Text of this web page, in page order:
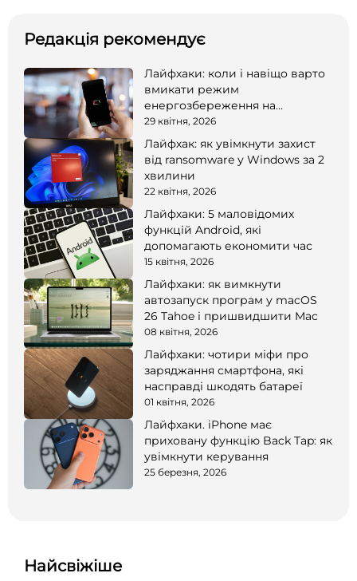
Редакція рекомендує
Лайфхаки: коли і навіщо варто
вмикати режим
енергозбереження на
смартфоні
29 квітня, 2026
Лайфхак: як увімкнути захист
від ransomware у Windows за 2
хвилини
22 квітня, 2026
Лайфхаки: 5 маловідомих
функцій Android, які
допомагають економити час
15 квітня, 2026
Лайфхаки: як вимкнути
автозапуск програм у macOS
26 Tahoe і пришвидшити Mac
08 квітня, 2026
Лайфхаки: чотири міфи про
заряджання смартфона, які
насправді шкодять батареї
01 квітня, 2026
Лайфхаки. iPhone має
приховану функцію Back Tap: як
увімкнути керування
25 березня, 2026
Найсвіжіше